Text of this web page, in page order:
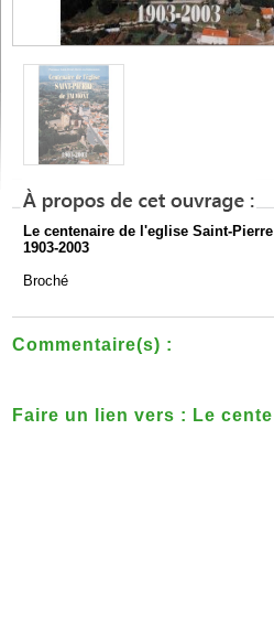
Le centenaire de l'eglise Saint-
1903-2003
Broché
Commentaire(s) :
Faire un lien vers : Le